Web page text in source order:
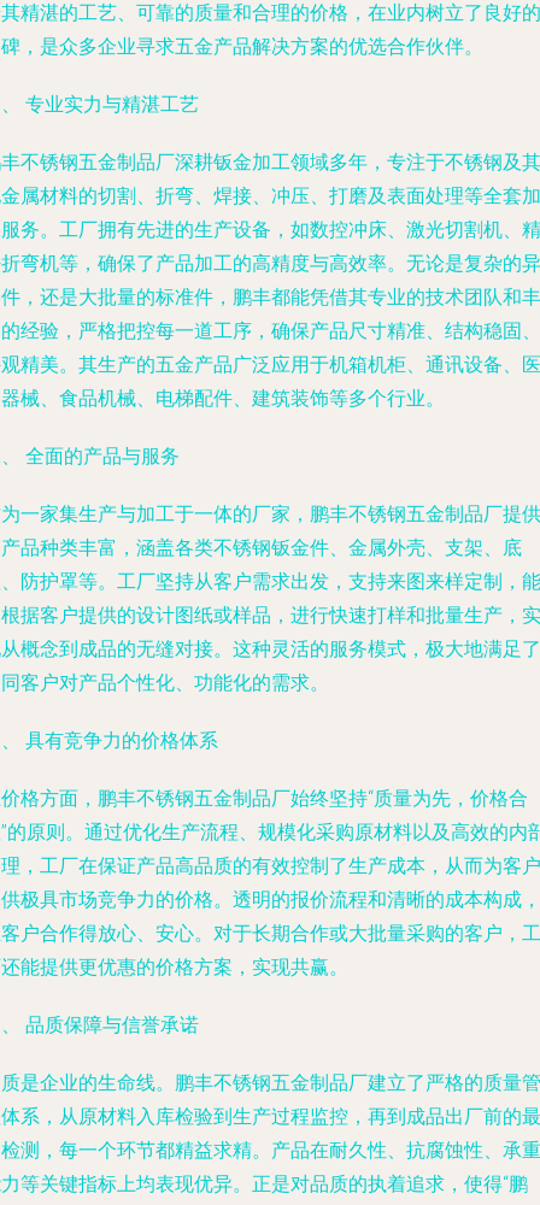
精湛的工艺、可靠的质量和合理的价格，在业内树立了良好的
，是众多企业寻求五金产品解决方案的优选合作伙伴。
专业实力与精湛工艺
不锈钢五金制品厂深耕钣金加工领域多年，专注于不锈钢及其
属材料的切割、折弯、焊接、冲压、打磨及表面处理等全套加
务。工厂拥有先进的生产设备，如数控冲床、激光切割机、精
弯机等，确保了产品加工的高精度与高效率。无论是复杂的异
，还是大批量的标准件，鹏丰都能凭借其专业的技术团队和丰
经验，严格把控每一道工序，确保产品尺寸精准、结构稳固、
精美。其生产的五金产品广泛应用于机箱机柜、通讯设备、医
械、食品机械、电梯配件、建筑装饰等多个行业。
全面的产品与服务
一家集生产与加工于一体的厂家，鹏丰不锈钢五金制品厂提供
品种类丰富，涵盖各类不锈钢钣金件、金属外壳、支架、底
防护罩等。工厂坚持从客户需求出发，支持来图来样定制，能
据客户提供的设计图纸或样品，进行快速打样和批量生产，实
概念到成品的无缝对接。这种灵活的服务模式，极大地满足了
客户对产品个性化、功能化的需求。
具有竞争力的价格体系
格方面，鹏丰不锈钢五金制品厂始终坚持“质量为先，价格合
的原则。通过优化生产流程、规模化采购原材料以及高效的内
，工厂在保证产品高品质的有效控制了生产成本，从而为客户
极具市场竞争力的价格。透明的报价流程和清晰的成本构成，
户合作得放心、安心。对于长期合作或大批量采购的客户，工
能提供更优惠的价格方案，实现共赢。
品质保障与信誉承诺
是企业的生命线。鹏丰不锈钢五金制品厂建立了严格的质量管
系，从原材料入库检验到生产过程监控，再到成品出厂前的最
测，每一个环节都精益求精。产品在耐久性、抗腐蚀性、承重
等关键指标上均表现优异。正是对品质的执着追求，使得“鹏